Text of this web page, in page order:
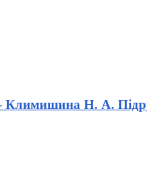
Климишина Н. А.